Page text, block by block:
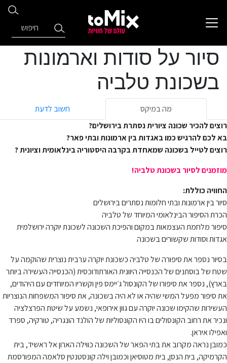
סיור על סודות וארמונות
בשכונת טלביה
מה במיקס
חשוב לדעת
רוצים להכיר שכונה ציורית נסתרת בירושלים?
בא לכם להרגיש כמו באגדות בין ארמונות ובתי פאר?
רוצים לטייל בשכונה שמאחדת בקרבה היסטוריה בינלאומית וציונית ?
מוזמנים לסיור בשכונת טלביה!
החוויה כוללת:
סיור בין ארמונות ובתי חלומות נסתרים בירושלים
הכרת הסיפור הבינלאומי המיוחד של טלביה
סיפור מלחמת העצמאות במקום והפיכת השכונה לשכונת יוקרה ירושלמית
אגדות וסודות שקשורים בשכונה
בסיור נספר את סיפורה של טלביה כשכונת יוקרה ערבית נוצרית שהוקמה על
שטח של בוסתנים של הכנסייה היוונית האורתודוכסית (הכנסייה העשירה ביותר
בארץ), נספר את סיפורו של הקונסול ג׳יימס פין וקשריו המיוחדים עם היהודים,
את סיפור מפעל המשי שהיה או לא היה בשכונה, את סיפור המשפחות הנוצריות
העשירות שהקימו שכונה יוקרה עם גוון אירופאי, נשמע על שיטת הפרצלציה
ונכיר את רחוב הקונסולים בו היו הקונסוליות של הולנד הונגריה, טורקיה, ספרד
ואפילו איראן.
כמובן נראה מקרוב את בתי הפאר של השכונה כווילה הארון אל ראשיד, בית
הקרמיקה, בית הנסן, בית מטוסיאן וכמובן וילה קונסטנטין סלאמה המפורסמת